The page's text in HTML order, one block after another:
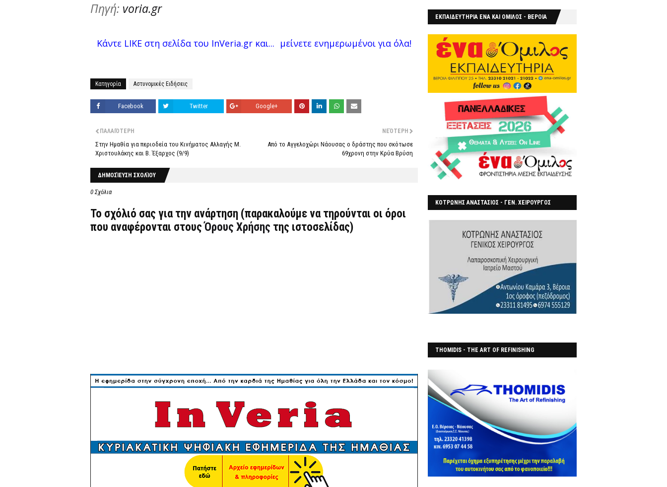
Πηγή: voria.gr
Κάντε LIKE στη σελίδα του InVeria.gr και... μείνετε ενημερωμένοι για όλα!
Κατηγορία Αστυνομικές Ειδήσεις
Facebook Twitter Google+
ΝΕΌΤΕΡΗ
Από το Αγγελοχώρι Νάουσας ο δράστης που σκότωσε
69χρονη στην Κρύα Βρύση
ΠΑΛΑΙΌΤΕΡΗ
Στην Ημαθία για περιοδεία του Κινήματος Αλλαγής Μ.
Χριστουλάκης και Β. Έξαρχος (9/9)
ΔΗΜΟΣΊΕΥΣΗ ΣΧΟΛΊΟΥ
0 Σχόλια
Το σχόλιό σας για την ανάρτηση (παρακαλούμε να τηρούνται οι όροι
που αναφέρονται στουςΌρους Χρήσης της ιστοσελίδας)
ΕΚΠΑΙΔΕΥΤΗΡΙΑ ΕΝΑ ΚΑΙ ΟΜΙΛΟΣ - ΒΕΡΟΙΑ
ΚΟΤΡΩΝΗΣ ΑΝΑΣΤΑΣΙΟΣ - ΓΕΝ. ΧΕΙΡΟΥΡΓΟΣ
THOMIDIS - THE ART OF REFINISHING